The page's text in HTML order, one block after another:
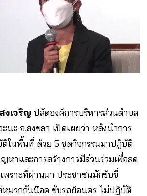
งเจริญ ปลัดองค์การบริหารส่วนตำบล
นะ จ.สงขลา เปิดเผยว่า หลังนำการ
ในพื้นที่ ด้วย 5 ชุดกิจกรรมมาปฎิบัติ
หาและการสร้างการมีส่วนร่วมเพื่อลด
พราะที่ผ่านมา ประชาชนมักขับขี่
หมวกกันน๊อค ขับรถย้อนศร ไม่ปฏิบัติ